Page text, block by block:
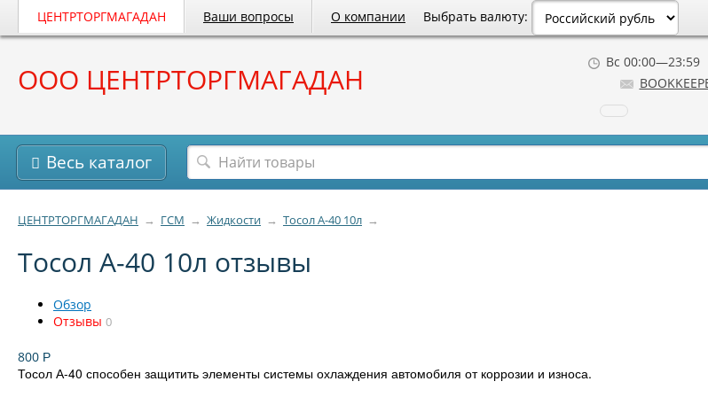
ЦЕНТРТОРГМАГАДАН Ваши вопросы О компании Выбрать валюту:
ООО ЦЕНТРТОРГМАГАДАН Вс 00:00—23:59
Весь каталог
ЦЕНТРТОРГМАГАДАН → ГСМ → Жидкости → Тосол А-40 10л →
Тосол А-40 10л отзывы
Обзор
Отзывы 0
800 Р
Тосол А-40 способен защитить элементы системы охлаждения автомобиля от коррозии и износа.